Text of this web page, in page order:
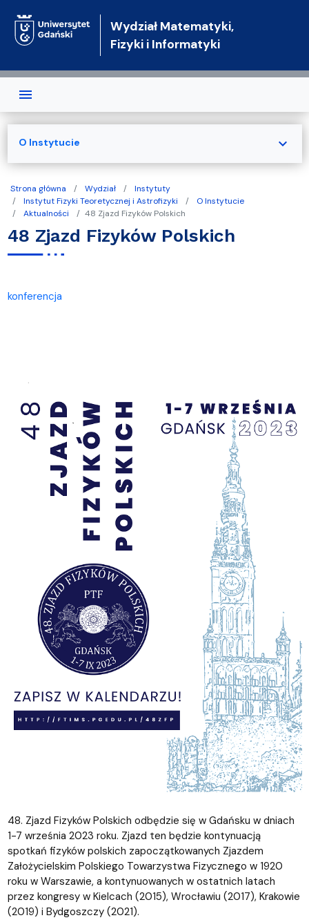
Wydział Matematyki,
Fizyki i Informatyki
Strona główna Wydział
Instytuty
Instytut Fizyki Teoretycznej i Astrofizyki
O Instytucie
Aktualności
48 Zjazd Fizyków Polskich
48 Zjazd Fizyków Polskich
konferencja
48. Zjazd Fizyków Polskich odbędzie się w Gdańsku w dniach
1-7 września 2023 roku. Zjazd ten będzie kontynuacją
spotkań fizyków polskich zapoczątkowanych Zjazdem
Założycielskim Polskiego Towarzystwa Fizycznego w 1920
roku w Warszawie, a kontynuowanych w ostatnich latach
przez kongresy w Kielcach (2015), Wrocławiu (2017), Krakowie
(2019) i Bydgoszczy (2021).
O Instytucie expand_more